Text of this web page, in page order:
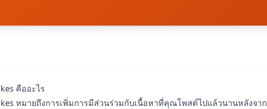
คืออะไร
หมายถึงการเพิ่มการมีส่วนร่วมกับเนื้อหาที่คุณโพสต์ไปแล้วนานหลังจาก